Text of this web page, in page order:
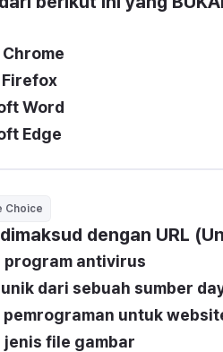
Word
Edge
Choice
dengan URL
program antivirus
dari sebuah sumber
pemrograman untuk
jenis file gambar